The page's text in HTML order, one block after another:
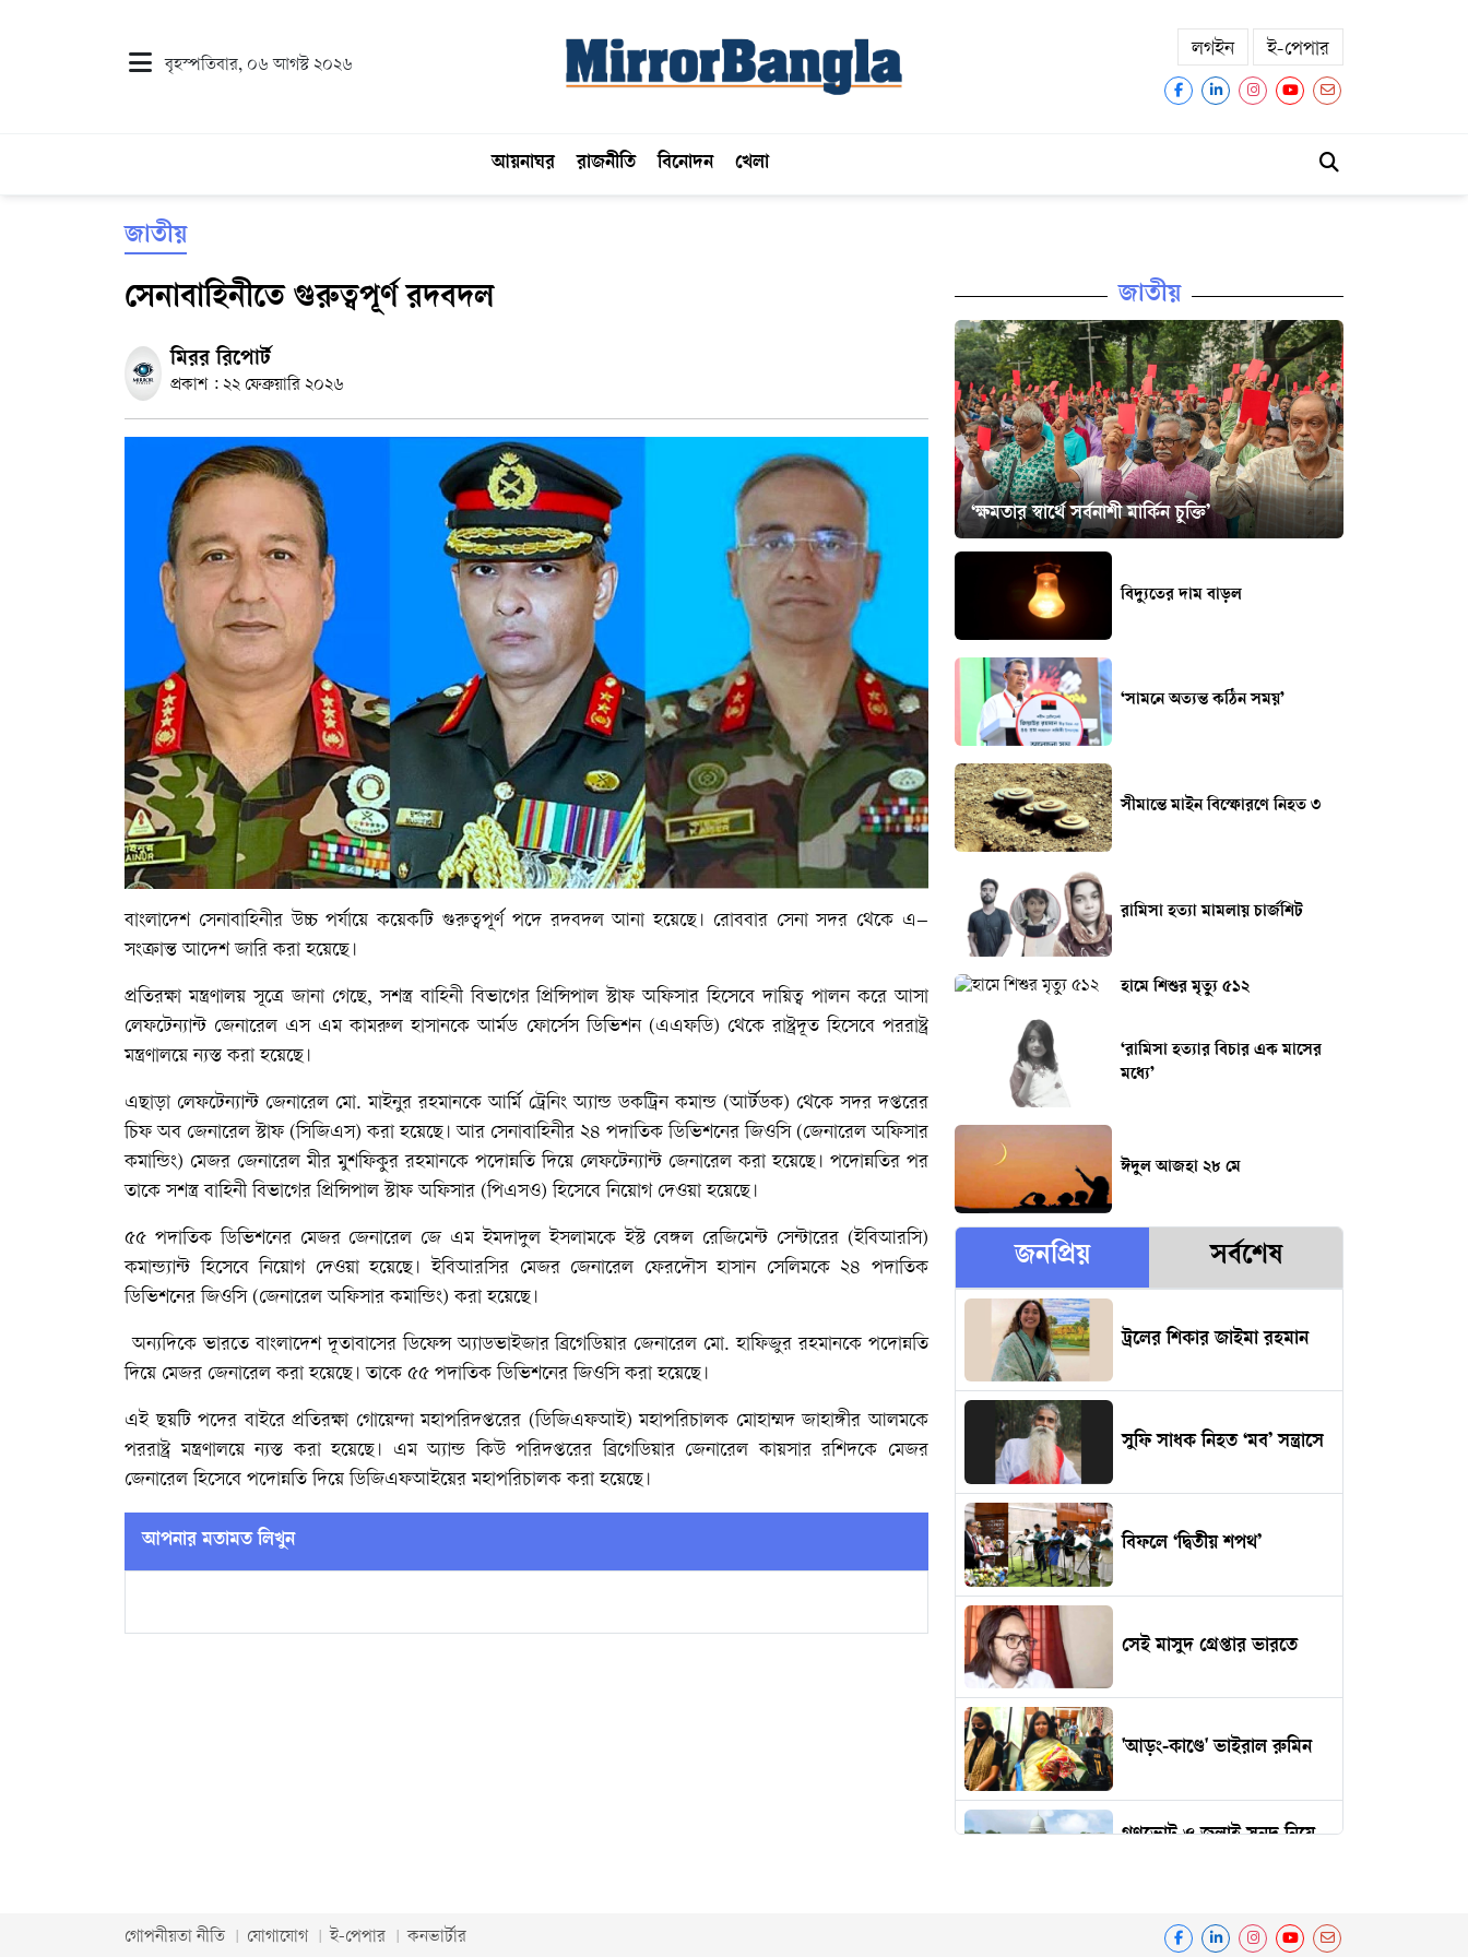
বৃহস্পতিবার, ০৬ আগস্ট ২০২৬
লগইন ই-পেপার
আয়নাঘর রাজনীতি বিনোদন খেলা
জাতীয়
সেনাবাহিনীতে গুরুত্বপূর্ণ রদবদল
মিরর রিপোর্ট
প্রকাশ : ২২ ফেব্রুয়ারি ২০২৬
বাংলাদেশ সেনাবাহিনীর উচ্চ পর্যায়ে কয়েকটি গুরুত্বপূর্ণ পদে রদবদল আনা হয়েছে। রোববার সেনা সদর থেকে এ–
সংক্রান্ত আদেশ জারি করা হয়েছে।
প্রতিরক্ষা মন্ত্রণালয় সূত্রে জানা গেছে, সশস্ত্র বাহিনী বিভাগের প্রিন্সিপাল স্টাফ অফিসার হিসেবে দায়িত্ব পালন করে আসা
লেফটেন্যান্ট জেনারেল এস এম কামরুল হাসানকে আর্মড ফোর্সেস ডিভিশন (এএফডি) থেকে রাষ্ট্রদূত হিসেবে পররাষ্ট্র
মন্ত্রণালয়ে ন্যস্ত করা হয়েছে।
এছাড়া লেফটেন্যান্ট জেনারেল মো. মাইনুর রহমানকে আর্মি ট্রেনিং অ্যান্ড ডকট্রিন কমান্ড (আর্টডক) থেকে সদর দপ্তরের
চিফ অব জেনারেল স্টাফ (সিজিএস) করা হয়েছে। আর সেনাবাহিনীর ২৪ পদাতিক ডিভিশনের জিওসি (জেনারেল অফিসার
কমান্ডিং) মেজর জেনারেল মীর মুশফিকুর রহমানকে পদোন্নতি দিয়ে লেফটেন্যান্ট জেনারেল করা হয়েছে। পদোন্নতির পর
তাকে সশস্ত্র বাহিনী বিভাগের প্রিন্সিপাল স্টাফ অফিসার (পিএসও) হিসেবে নিয়োগ দেওয়া হয়েছে।
৫৫ পদাতিক ডিভিশনের মেজর জেনারেল জে এম ইমদাদুল ইসলামকে ইস্ট বেঙ্গল রেজিমেন্ট সেন্টারের (ইবিআরসি)
কমান্ড্যান্ট হিসেবে নিয়োগ দেওয়া হয়েছে। ইবিআরসির মেজর জেনারেল ফেরদৌস হাসান সেলিমকে ২৪ পদাতিক
ডিভিশনের জিওসি (জেনারেল অফিসার কমান্ডিং) করা হয়েছে।
অন্যদিকে ভারতে বাংলাদেশ দূতাবাসের ডিফেন্স অ্যাডভাইজার ব্রিগেডিয়ার জেনারেল মো. হাফিজুর রহমানকে পদোন্নতি
দিয়ে মেজর জেনারেল করা হয়েছে। তাকে ৫৫ পদাতিক ডিভিশনের জিওসি করা হয়েছে।
এই ছয়টি পদের বাইরে প্রতিরক্ষা গোয়েন্দা মহাপরিদপ্তরের (ডিজিএফআই) মহাপরিচালক মোহাম্মদ জাহাঙ্গীর আলমকে
পররাষ্ট্র মন্ত্রণালয়ে ন্যস্ত করা হয়েছে। এম অ্যান্ড কিউ পরিদপ্তরের ব্রিগেডিয়ার জেনারেল কায়সার রশিদকে মেজর
জেনারেল হিসেবে পদোন্নতি দিয়ে ডিজিএফআইয়ের মহাপরিচালক করা হয়েছে।
আপনার মতামত লিখুন
জাতীয়
‘ক্ষমতার স্বার্থে সর্বনাশী মার্কিন চুক্তি’
বিদ্যুতের দাম বাড়ল
‘সামনে অত্যন্ত কঠিন সময়’
সীমান্তে মাইন বিস্ফোরণে নিহত ৩
রামিসা হত্যা মামলায় চার্জশিট
হামে শিশুর মৃত্যু ৫১২
‘রামিসা হত্যার বিচার এক মাসের
মধ্যে’
ঈদুল আজহা ২৮ মে
জনপ্রিয় সর্বশেষ
ট্রলের শিকার জাইমা রহমান
সুফি সাধক নিহত ‘মব’ সন্ত্রাসে
বিফলে ‘দ্বিতীয় শপথ’
সেই মাসুদ গ্রেপ্তার ভারতে
'আড়ং-কাণ্ডে' ভাইরাল রুমিন
গণভোট ও জুলাই সনদ নিয়ে
ভারত থেকে আসছে ডিজেল
গোপনীয়তা নীতি যোগাযোগ ই-পেপার কনভার্টার